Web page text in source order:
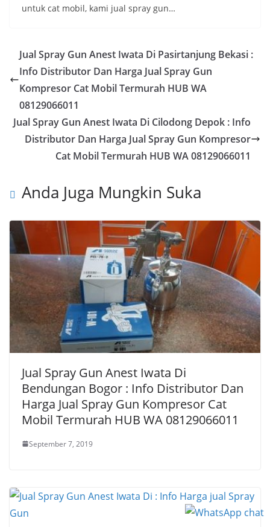
untuk cat mobil, kami jual spray gun…
Jual Spray Gun Anest Iwata Di Pasirtanjung Bekasi :
Info Distributor Dan Harga Jual Spray Gun
Kompresor Cat Mobil Termurah HUB WA
08129066011
Jual Spray Gun Anest Iwata Di Cilodong Depok : Info
Distributor Dan Harga Jual Spray Gun Kompresor
Cat Mobil Termurah HUB WA 08129066011
Anda Juga Mungkin Suka
Jual Spray Gun Anest Iwata Di
Bendungan Bogor : Info Distributor Dan
Harga Jual Spray Gun Kompresor Cat
Mobil Termurah HUB WA 08129066011
September 7, 2019